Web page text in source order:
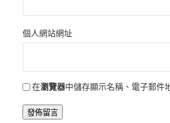
個人網站網址
在瀏覽器中儲存顯示名稱、電子郵件